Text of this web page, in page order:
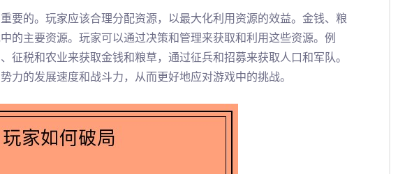
要的。玩家应该合理分配资源，以最大化利用资源的效益。金钱、粮
的主要资源。玩家可以通过决策和管理来获取和利用这些资源。例
征税和农业来获取金钱和粮草，通过征兵和招募来获取人口和军队。
力的发展速度和战斗力，从而更好地应对游戏中的挑战。